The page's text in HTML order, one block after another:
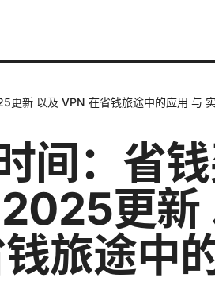
更新 以及 VPN 在省钱旅途中的应用 与
间：省
更新
旅途中